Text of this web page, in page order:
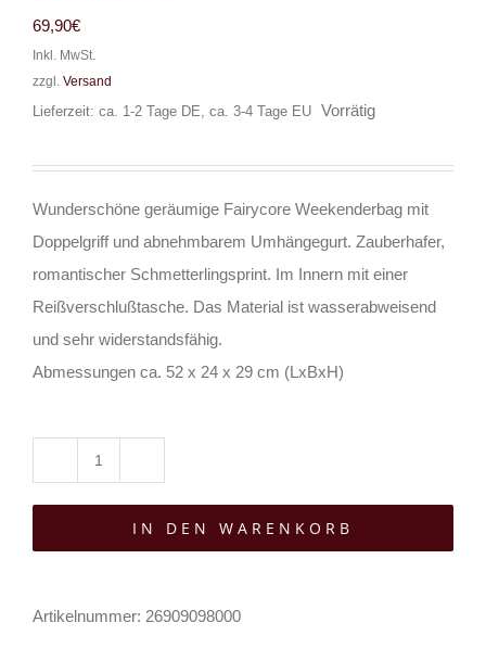
69,90€
Inkl. MwSt.
zzgl. Versand
Lieferzeit: ca. 1-2 Tage DE, ca. 3-4 Tage EU
Vorrätig
Wunderschöne geräumige Fairycore Weekenderbag mit
Doppelgriff und abnehmbarem Umhängegurt. Zauberhafer,
romantischer Schmetterlingsprint. Im Innern mit einer
Reißverschlußtasche. Das Material ist wasserabweisend
und sehr widerstandsfähig.
Abmessungen ca. 52 x 24 x 29 cm (LxBxH)
Reisetasche
IN DEN WARENKORB
Artikelnummer: 26909098000